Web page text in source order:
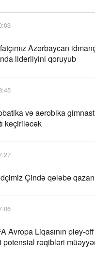
Azərbaycan
liderliyini qoruyub
və aerobika
keçiriləcək
Çində qələbə
Avropa Liqasının pley-off
potensial rəqibləri